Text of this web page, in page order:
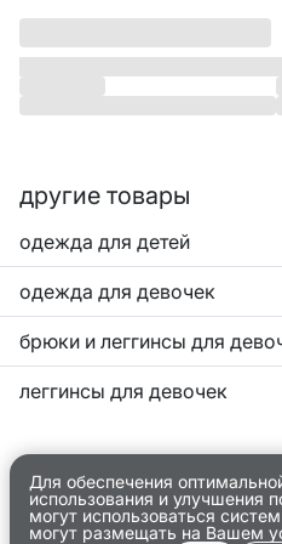
другие товары
одежда для детей
одежда для девочек
брюки и леггинсы для
леггинсы для девочек
Для обеспечения
использования и улучшения
могут использоваться
могут размещать на Вашем